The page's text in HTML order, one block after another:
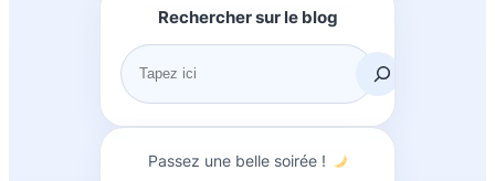
Rechercher sur le blog
R
e
Passez une belle soirée !